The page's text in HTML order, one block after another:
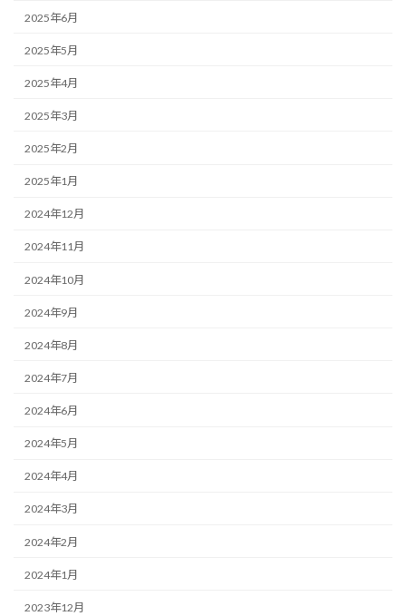
2025年6月
2025年5月
2025年4月
2025年3月
2025年2月
2025年1月
2024年12月
2024年11月
2024年10月
2024年9月
2024年8月
2024年7月
2024年6月
2024年5月
2024年4月
2024年3月
2024年2月
2024年1月
2023年12月